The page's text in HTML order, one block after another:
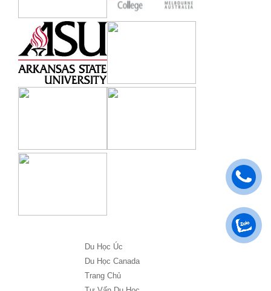
Du Học Úc
Du Học Canada
Trang Chủ